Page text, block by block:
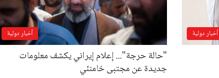
أخبار دولية أخبار دولية
"حالة حرجة"... إعلام إيراني يكشف معلومات
جديدة عن مجتبى خامنئي